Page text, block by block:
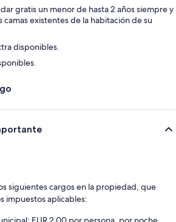
gratis un menor de hasta 2 años siempre y
camas existentes de la habitación de su
disponibles.
siguientes cargos en la propiedad, que
impuestos aplicables: